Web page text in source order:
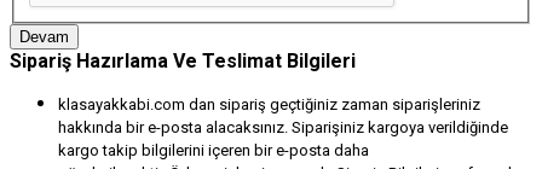
Devam
Sipariş Hazırlama Ve Teslimat Bilgileri
klasayakkabi.com dan sipariş geçtiğiniz zaman siparişleriniz
hakkında bir e-posta alacaksınız. Siparişiniz kargoya verildiğinde
kargo takip bilgilerini içeren bir e-posta daha